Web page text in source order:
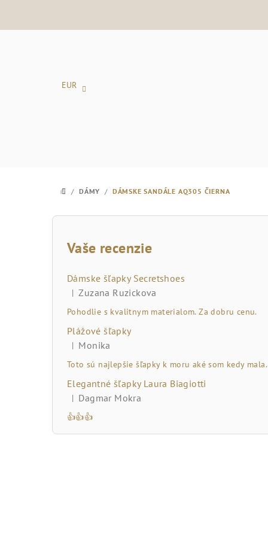
EUR
DOMOV
/ DÁMY / DÁMSKE SANDÁLE AQ305 ČIERNA
B
l
Vaše recenzie
Dámske šľapky Secretshoes
Hodnotenie produktu je 5 z 5 hviezdičiek.
| Zuzana Ruzickova
Pohodlie s kvalitnym materialom. Za dobru cenu.
Plážové šľapky
Hodnotenie produktu je 5 z 5 hviezdičiek.
| Monika
Toto sú najlepšie šľapky k moru aké som kedy mala.
Elegantné šľapky Laura Biagiotti
Hodnotenie produktu je 5 z 5 hviezdičiek.
| Dagmar Mokra
👍👍👍